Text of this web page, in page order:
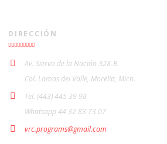
DIRECCIÓN
Av. Siervo de la Nación 328-B
Col. Lomas del Valle, Morelia, Mich.
Tel. (443) 445 39 98
Whatsapp 44 32 83 73 07
vrc.programs@gmail.com